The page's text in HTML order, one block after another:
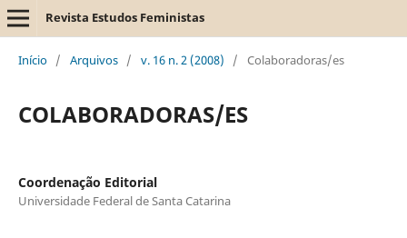
Revista Estudos Feministas
Início / Arquivos / v. 16 n. 2 (2008) / Colaboradoras/es
COLABORADORAS/ES
Coordenação Editorial
Universidade Federal de Santa Catarina